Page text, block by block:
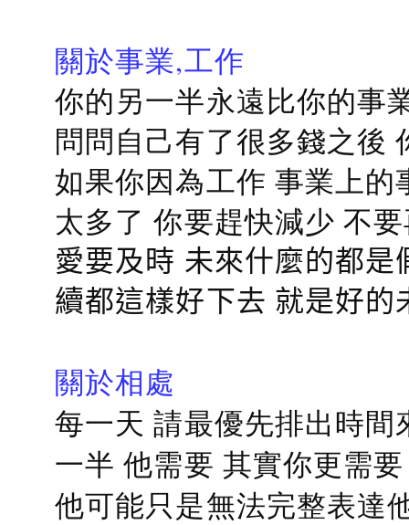
關於事業,工作
你的另一半永遠比你的事
問問自己有了很多錢之後
如果你因為工作 事業上
太多了 你要趕快減少 不
愛要及時 未來什麼的都
續都這樣好下去 就是好的
關於相處
每一天 請最優先排出時
一半 他需要 其實你更需要
他可能只是無法完整表達